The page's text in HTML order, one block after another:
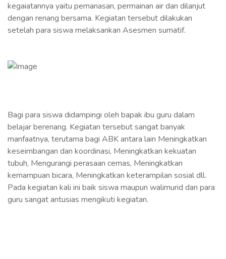
kegaiatannya yaitu pemanasan, permainan air dan dilanjut
dengan renang bersama. Kegiatan tersebut dilakukan
setelah para siswa melaksankan Asesmen sumatif.
Bagi para siswa didampingi oleh bapak ibu guru dalam
belajar berenang. Kegiatan tersebut sangat banyak
manfaatnya, terutama bagi ABK antara lain Meningkatkan
keseimbangan dan koordinasi, Meningkatkan kekuatan
tubuh, Mengurangi perasaan cemas, Meningkatkan
kemampuan bicara, Meningkatkan keterampilan sosial dll.
Pada kegiatan kali ini baik siswa maupun walimurid dan para
guru sangat antusias mengikuti kegiatan.